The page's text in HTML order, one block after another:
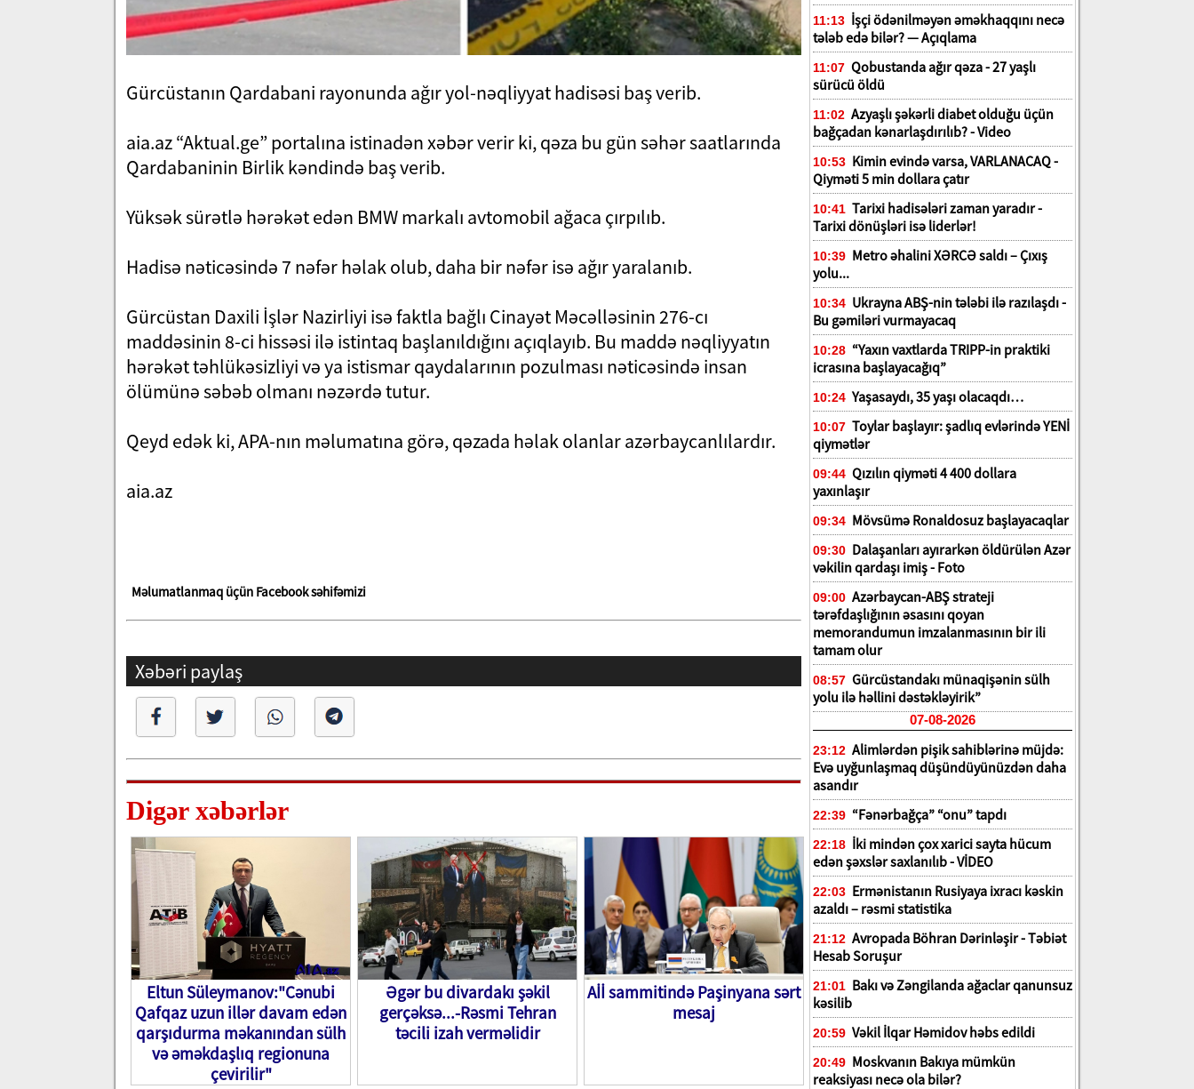
Gürcüstanın Qardabani rayonunda ağır yol-nəqliyyat hadisəsi baş verib.
aia.az “Aktual.ge” portalına istinadən xəbər verir ki, qəza bu gün səhər saatlarında
Qardabaninin Birlik kəndində baş verib.
Yüksək sürətlə hərəkət edən BMW markalı avtomobil ağaca çırpılıb.
Hadisə nəticəsində 7 nəfər həlak olub, daha bir nəfər isə ağır yaralanıb.
Gürcüstan Daxili İşlər Nazirliyi isə faktla bağlı Cinayət Məcəlləsinin 276-cı
maddəsinin 8-ci hissəsi ilə istintaq başlanıldığını açıqlayıb. Bu maddə nəqliyyatın
hərəkət təhlükəsizliyi və ya istismar qaydalarının pozulması nəticəsində insan
ölümünə səbəb olmanı nəzərdə tutur.
Qeyd edək ki, APA-nın məlumatına görə, qəzada həlak olanlar azərbaycanlılardır.
aia.az
Məlumatlanmaq üçün Facebook səhifəmizi
Xəbəri paylaş
Digər xəbərlər
Eltun Süleymanov:"Cənubi
Qafqaz uzun illər davam edən
qarşıdurma məkanından sülh
və əməkdaşlıq regionuna
çevirilir"
Əgər bu divardakı şəkil
gerçəksə...-Rəsmi Tehran
təcili izah verməlidir
Aİİ sammitində Paşinyana sərt
mesaj
11:13 İşçi ödənilməyən əməkhaqqını necə
tələb edə bilər? — Açıqlama
11:07 Qobustanda ağır qəza - 27 yaşlı
sürücü öldü
11:02 Azyaşlı şəkərli diabet olduğu üçün
bağçadan kənarlaşdırılıb? - Video
10:53 Kimin evində varsa, VARLANACAQ -
Qiyməti 5 min dollara çatır
10:41 Tarixi hadisələri zaman yaradır -
Tarixi dönüşləri isə liderlər!
10:39 Metro əhalini XƏRCƏ saldı – Çıxış
yolu...
10:34 Ukrayna ABŞ-nin tələbi ilə razılaşdı -
Bu gəmiləri vurmayacaq
10:28 “Yaxın vaxtlarda TRIPP-in praktiki
icrasına başlayacağıq”
10:24 Yaşasaydı, 35 yaşı olacaqdı…
10:07 Toylar başlayır: şadlıq evlərində YENİ
qiymətlər
09:44 Qızılın qiyməti 4 400 dollara
yaxınlaşır
09:34 Mövsümə Ronaldosuz başlayacaqlar
09:30 Dalaşanları ayırarkən öldürülən Azər
vəkilin qardaşı imiş - Foto
09:00 Azərbaycan-ABŞ strateji
tərəfdaşlığının əsasını qoyan
memorandumun imzalanmasının bir ili
tamam olur
08:57 Gürcüstandakı münaqişənin sülh
yolu ilə həllini dəstəkləyirik”
07-08-2026
23:12 Alimlərdən pişik sahiblərinə müjdə:
Evə uyğunlaşmaq düşündüyünüzdən daha
asandır
22:39 “Fənərbağça” “onu” tapdı
22:18 İki mindən çox xarici sayta hücum
edən şəxslər saxlanılıb - VİDEO
22:03 Ermənistanın Rusiyaya ixracı kəskin
azaldı – rəsmi statistika
21:12 Avropada Böhran Dərinləşir - Təbiət
Hesab Soruşur
21:01 Bakı və Zəngilanda ağaclar qanunsuz
kəsilib
20:59 Vəkil İlqar Həmidov həbs edildi
20:49 Moskvanın Bakıya mümkün
reaksiyası necə ola bilər?